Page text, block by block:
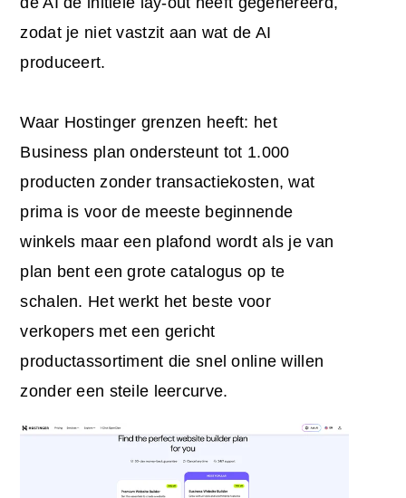
zodat je niet vastzit aan wat de AI
produceert.
Waar Hostinger grenzen heeft: het
Business plan ondersteunt tot 1.000
producten zonder transactiekosten, wat
prima is voor de meeste beginnende
winkels maar een plafond wordt als je van
plan bent een grote catalogus op te
schalen. Het werkt het beste voor
verkopers met een gericht
productassortiment die snel online willen
zonder een steile leercurve.